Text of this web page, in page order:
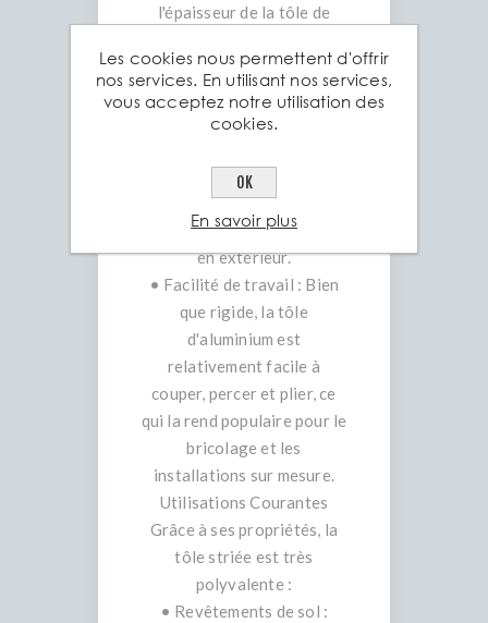
l'épaisseur de la tôle de
l'épaisseur totale au
sommet des larmes (par
exemple 3,5 mm).
est un matériau robuste qui
ne rouille pas, ce qui le rend
durable en intérieur comme
en extérieur.
• Facilité de travail : Bien
que rigide, la tôle
d'aluminium est
relativement facile à
couper, percer et plier, ce
qui la rend populaire pour le
bricolage et les
installations sur mesure.
Utilisations Courantes
Grâce à ses propriétés, la
tôle striée est très
polyvalente :
• Revêtements de sol :
Les cookies nous permettent d'offrir
nos services. En utilisant nos services,
vous acceptez notre utilisation des
cookies.
OK
En savoir plus